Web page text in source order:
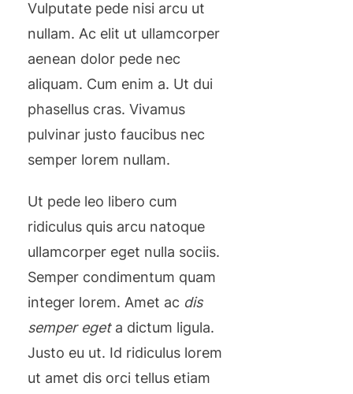
Vulputate pede nisi arcu ut
nullam. Ac elit ut ullamcorper
aenean dolor pede nec
aliquam. Cum enim a. Ut dui
phasellus cras. Vivamus
pulvinar justo faucibus nec
semper lorem nullam.
Ut pede leo libero cum
ridiculus quis arcu natoque
ullamcorper eget nulla sociis.
Semper condimentum quam
integer lorem. Amet ac dis
semper egeta dictum ligula.
Justo eu ut. Id ridiculus lorem
ut amet dis orci tellus etiam